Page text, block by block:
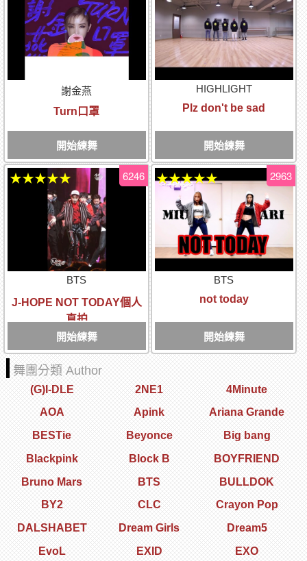
謝金燕
Turn口罩
開始練舞
HIGHLIGHT
Plz don't be sad
開始練舞
BTS
J-HOPE NOT TODAY個人
直拍
開始練舞
6246
★★★★★
BTS
not today
開始練舞
2963
★★★★★
舞團分類 Author
(G)I-DLE 2NE1
4Minute
AOA
Apink
Ariana Grande
BESTie
Beyonce
Big bang
Blackpink
Block B
BOYFRIEND
Bruno Mars
BTS
BULLDOK
BY2
CLC
Crayon Pop
DALSHABET
Dream Girls
Dream5
EvoL
EXID
EXO